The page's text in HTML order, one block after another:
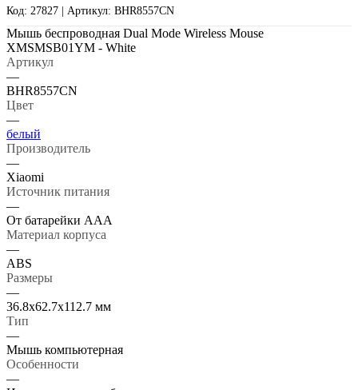
Код: 27827 | Артикул: BHR8557CN
Мышь беспроводная Dual Mode Wireless Mouse
XMSMSB01YM - White
Артикул
—
BHR8557CN
Цвет
—
белый
Производитель
—
Xiaomi
Источник питания
—
Oт батарейки AAA
Материал корпуса
—
ABS
Размеры
—
36.8х62.7х112.7 мм
Тип
—
Мышь компьютерная
Особенности
—